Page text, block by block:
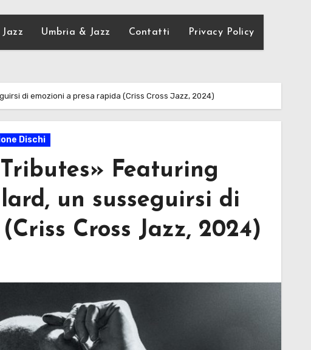
Umbria & Jazz Contatti Privacy Policy
di emozioni a presa rapida (Criss Cross Jazz, 2024)
Dischi
Featuring
un susseguirsi di
Cross Jazz, 2024)